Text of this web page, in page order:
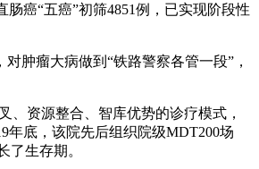
癌“五癌”初筛4851例，已实现阶段性
肿瘤大病做到“铁路警察各管一段”，
资源整合、智库优势的诊疗模式，
年底，该院先后组织院级MDT200场
了生存期。